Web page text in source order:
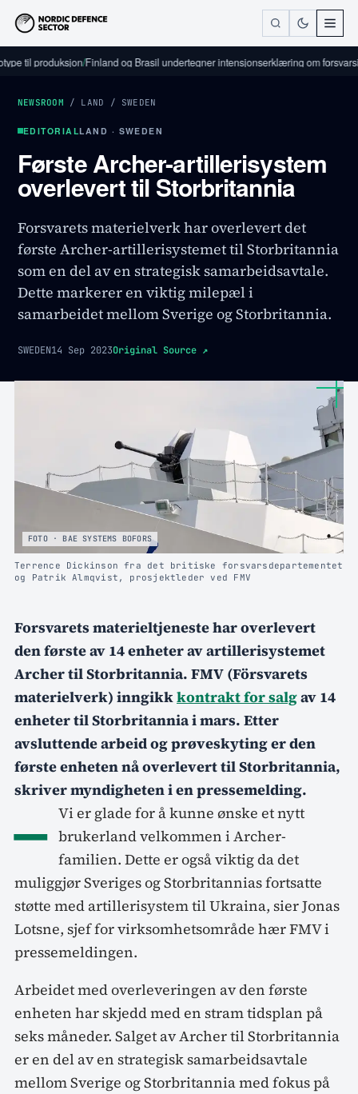
produksjon/Finland og Brasil undertegner intensjonserklæring om
NEWSROOM / LAND / SWEDEN
EDITORIALLAND · SWEDEN
Første Archer-artillerisystem
overlevert til Storbritannia
Forsvarets materielverk har overlevert det
første Archer-artillerisystemet til Storbritannia
som en del av en strategisk samarbeidsavtale.
Dette markerer en viktig milepæl i
samarbeidet mellom Sverige og Storbritannia.
SWEDEN14 Sep 2023Original Source ↗
FOTO · BAE SYSTEMS BOFORS
Terrence Dickinson fra det britiske forsvarsdepartementet
og Patrik Almqvist, prosjektleder ved FMV
Forsvarets materieltjeneste har overlevert
den første av 14 enheter av artillerisystemet
Archer til Storbritannia. FMV (Försvarets
materielverk) inngikkkontrakt for salgav 14
enheter til Storbritannia i mars. Etter
avsluttende arbeid og prøveskyting er den
første enheten nå overlevert til Storbritannia,
skriver myndigheten i en pressemelding.
– Vi er glade for å kunne ønske et nytt
brukerland velkommen i Archer-
familien. Dette er også viktig da det
muliggjør Sveriges og Storbritannias fortsatte
støtte med artillerisystem til Ukraina, sier Jonas
Lotsne, sjef for virksomhetsområde hær FMV i
pressemeldingen.
Arbeidet med overleveringen av den første
enheten har skjedd med en stram tidsplan på
seks måneder. Salget av Archer til Storbritannia
er en del av en strategisk samarbeidsavtale
mellom Sverige og Storbritannia med fokus på